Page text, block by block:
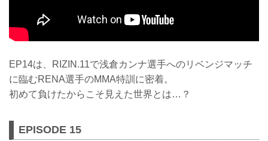
EP14は、RIZIN.11で浅倉カンナ選手へのリベンジマッチ
に臨むRENA選手のMMA特訓に密着。
初めて負けたからこそ見えた世界とは…？
EPISODE 15